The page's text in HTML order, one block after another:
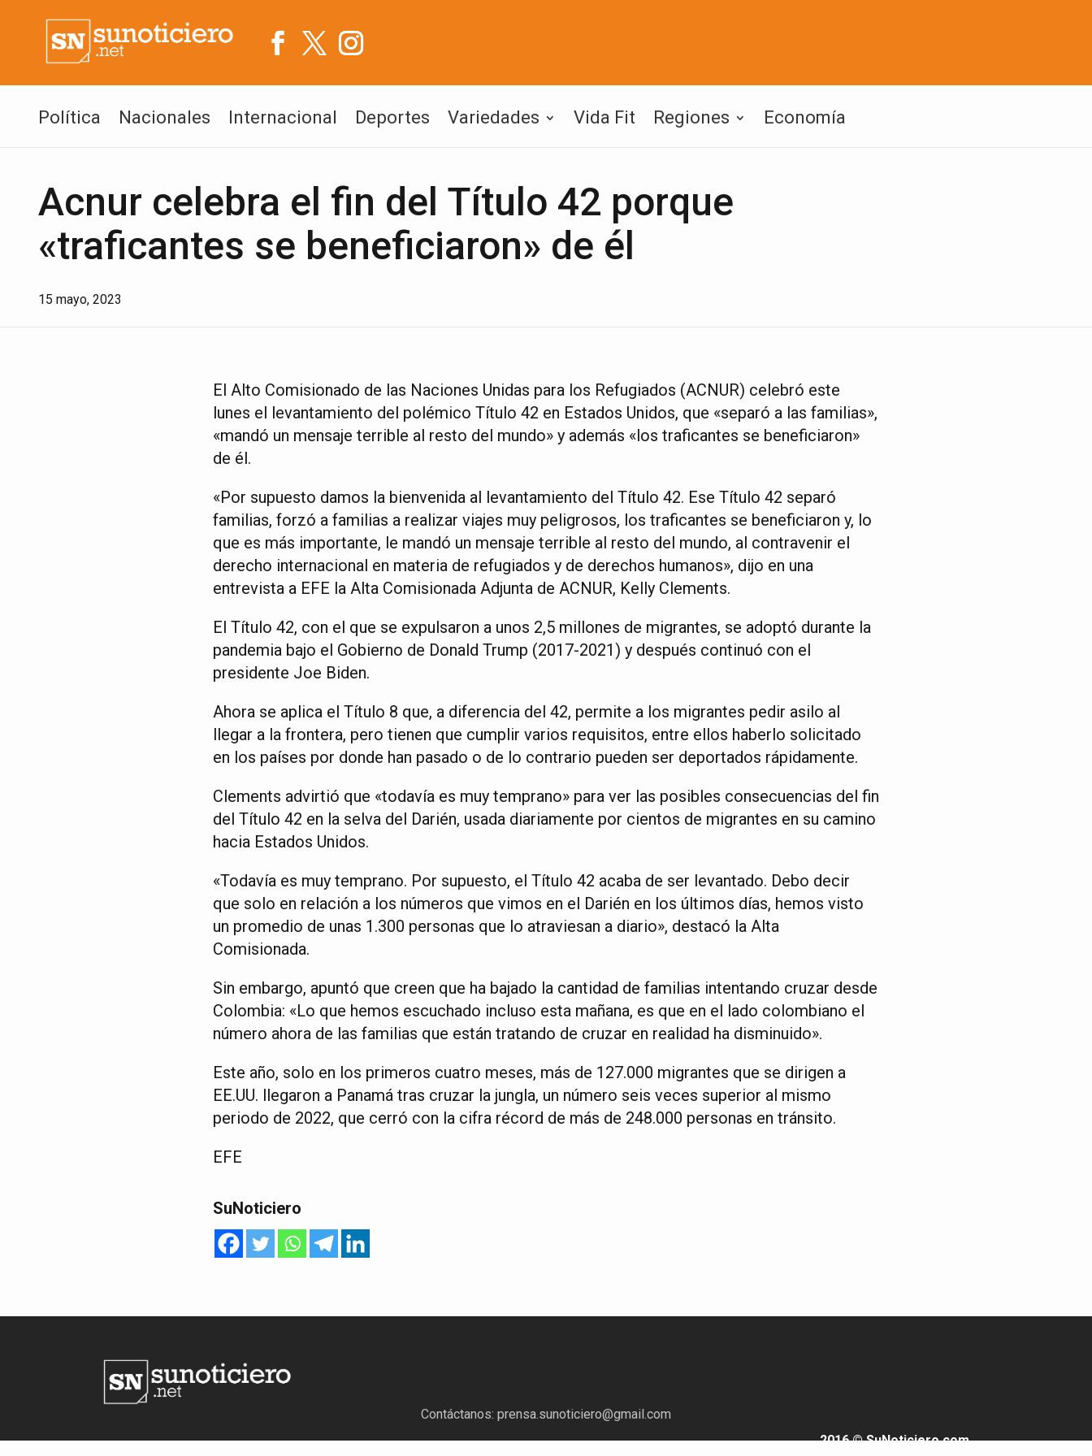
Política Nacionales Internacional Deportes Variedades Vida Fit Regiones Economía
Acnur celebra el fin del Título 42 porque
«traficantes se beneficiaron» de él
15 mayo, 2023
El Alto Comisionado de las Naciones Unidas para los Refugiados (ACNUR) celebró este
lunes el levantamiento del polémico Título 42 en Estados Unidos, que «separó a las familias»,
«mandó un mensaje terrible al resto del mundo» y además «los traficantes se beneficiaron»
de él.
«Por supuesto damos la bienvenida al levantamiento del Título 42. Ese Título 42 separó
familias, forzó a familias a realizar viajes muy peligrosos, los traficantes se beneficiaron y, lo
que es más importante, le mandó un mensaje terrible al resto del mundo, al contravenir el
derecho internacional en materia de refugiados y de derechos humanos», dijo en una
entrevista a EFE la Alta Comisionada Adjunta de ACNUR, Kelly Clements.
El Título 42, con el que se expulsaron a unos 2,5 millones de migrantes, se adoptó durante la
pandemia bajo el Gobierno de Donald Trump (2017-2021) y después continuó con el
presidente Joe Biden.
Ahora se aplica el Título 8 que, a diferencia del 42, permite a los migrantes pedir asilo al
llegar a la frontera, pero tienen que cumplir varios requisitos, entre ellos haberlo solicitado
en los países por donde han pasado o de lo contrario pueden ser deportados rápidamente.
Clements advirtió que «todavía es muy temprano» para ver las posibles consecuencias del fin
del Título 42 en la selva del Darién, usada diariamente por cientos de migrantes en su camino
hacia Estados Unidos.
«Todavía es muy temprano. Por supuesto, el Título 42 acaba de ser levantado. Debo decir
que solo en relación a los números que vimos en el Darién en los últimos días, hemos visto
un promedio de unas 1.300 personas que lo atraviesan a diario», destacó la Alta
Comisionada.
Sin embargo, apuntó que creen que ha bajado la cantidad de familias intentando cruzar desde
Colombia: «Lo que hemos escuchado incluso esta mañana, es que en el lado colombiano el
número ahora de las familias que están tratando de cruzar en realidad ha disminuido».
Este año, solo en los primeros cuatro meses, más de 127.000 migrantes que se dirigen a
EE.UU. llegaron a Panamá tras cruzar la jungla, un número seis veces superior al mismo
periodo de 2022, que cerró con la cifra récord de más de 248.000 personas en tránsito.
EFE
SuNoticiero
Contáctanos: prensa.sunoticiero@gmail.com
2016 © SuNoticiero.com